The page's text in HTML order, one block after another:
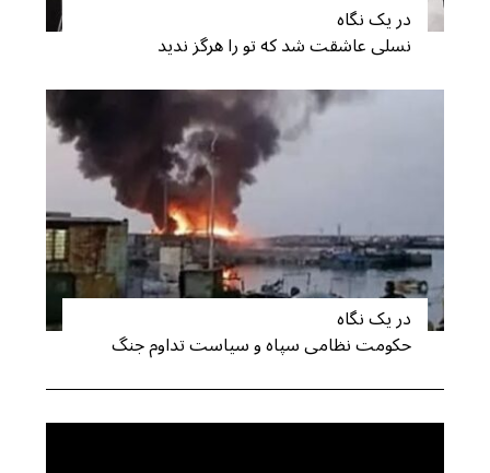
در یک نگاه
نسلی عاشقت شد که تو را هرگز ندید
در یک نگاه
حکومت نظامی سپاه و سیاست تداوم جنگ
f
o
: